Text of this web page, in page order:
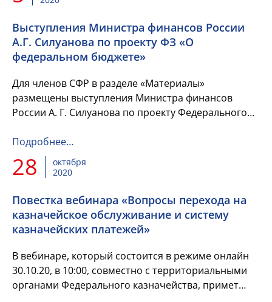
Выступления Министра финансов России
А.Г. Силуанова по проекту ФЗ «О
федеральном бюджете»
Для членов СФР в разделе «Материалы»
размещены выступления Министра финансов
России А. Г. Силуанова по проекту Федерального
2021 год и плановый период 2022...
Подробнее…
28
октября
2020
Повестка вебинара «Вопросы перехода на
казначейское обслуживание и систему
казначейских платежей»
В вебинаре, который состоится в режиме онлайн
30.10.20, в 10:00, совместно с территориальными
органами Федерального казначейства, примет